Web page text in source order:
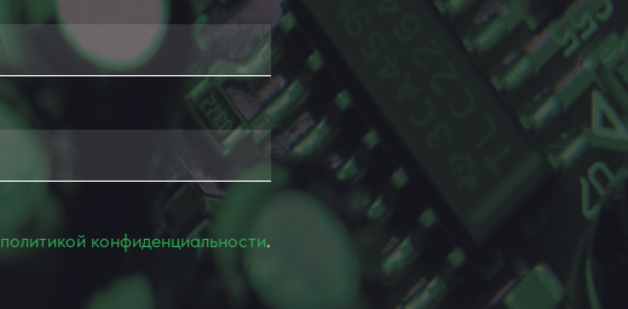
политикой конфиденциальности.